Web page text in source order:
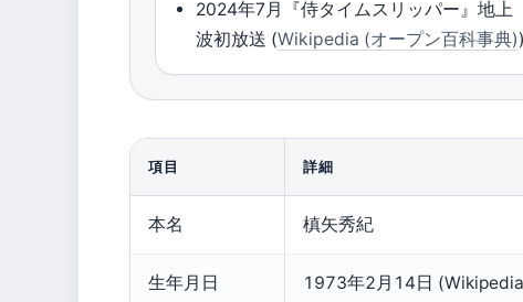
2024年7月『侍タイムスリッパー』地上
波初放送 (Wikipedia (オープン百科事典))
項目 詳細
本名 槙矢秀紀
生年月日 1973年2月14日